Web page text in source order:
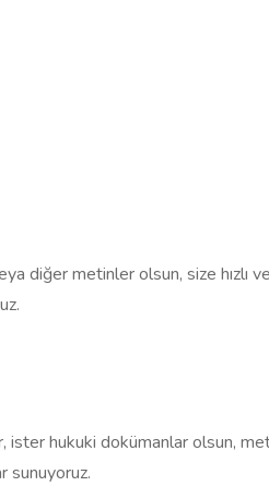
diğer metinler olsun, size hızlı
hukuki dokümanlar olsun,
sunuyoruz.